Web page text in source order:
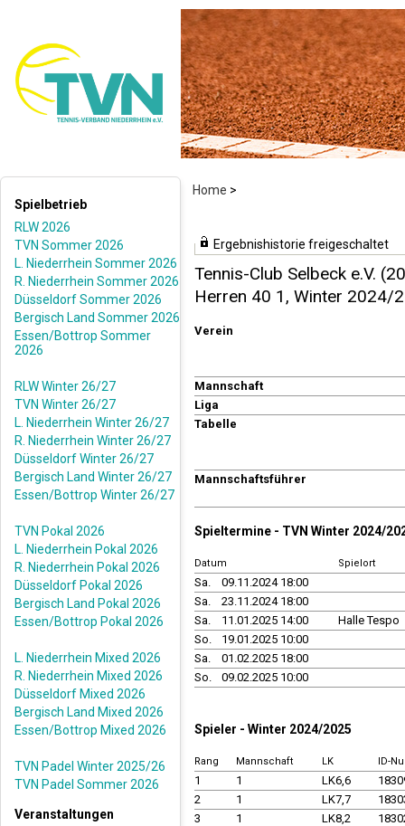
Home >
Spielbetrieb
RLW 2026
TVN Sommer 2026
L. Niederrhein Sommer 2026
R. Niederrhein Sommer 2026
Düsseldorf Sommer 2026
Bergisch Land Sommer 2026
Essen/Bottrop Sommer
2026
RLW Winter 26/27
TVN Winter 26/27
L. Niederrhein Winter 26/27
R. Niederrhein Winter 26/27
Düsseldorf Winter 26/27
Bergisch Land Winter 26/27
Essen/Bottrop Winter 26/27
TVN Pokal 2026
L. Niederrhein Pokal 2026
R. Niederrhein Pokal 2026
Düsseldorf Pokal 2026
Bergisch Land Pokal 2026
Essen/Bottrop Pokal 2026
L. Niederrhein Mixed 2026
R. Niederrhein Mixed 2026
Düsseldorf Mixed 2026
Bergisch Land Mixed 2026
Essen/Bottrop Mixed 2026
TVN Padel Winter 2025/26
TVN Padel Sommer 2026
Veranstaltungen
Ergebnishistorie freigeschaltet
Tennis-Club Selbeck e.V.
Herren 40 1, Winter 2024/
Verein
Mannschaft
Liga
Tabelle
Mannschaftsführer
Spieltermine - TVN Winter 2024/
Datum Spielort
Sa.
09.11.2024 18:00
Sa.
23.11.2024 18:00
Sa.
11.01.2025 14:00
Halle Tespo
So.
19.01.2025 10:00
Sa.
01.02.2025 18:00
So.
09.02.2025 10:00
Spieler - Winter 2024/2025
Rang Mannschaft LK ID-
1 1 LK6,6
2
1 LK7,7
3
1 LK8,2